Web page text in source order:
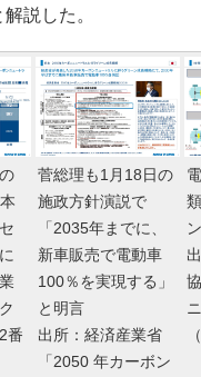
説した。
番
菅総理も1月18日の
施政方針演説で
「2035年までに、
新車販売で電動車
100％を実現する」
と明言
出所：経済産業省
「2050 年カーボン
ン